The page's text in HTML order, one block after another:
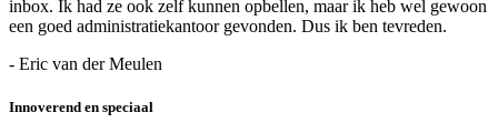
inbox. Ik had ze ook zelf kunnen opbellen, maar ik heb wel gewoon
een goed administratiekantoor gevonden. Dus ik ben tevreden.
- Eric van der Meulen
Innoverend en speciaal